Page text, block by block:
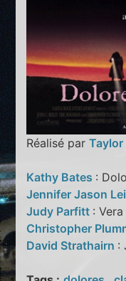
Réalisé par
Kathy Bates :
Jennifer Jason
Judy Parfitt :
Christopher
David Strathairn :